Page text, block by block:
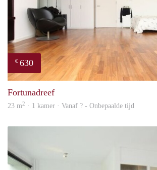
€ 630
Fortunadreef
23 m2 · 1 kamer · Vanaf ? - Onbepaalde tijd